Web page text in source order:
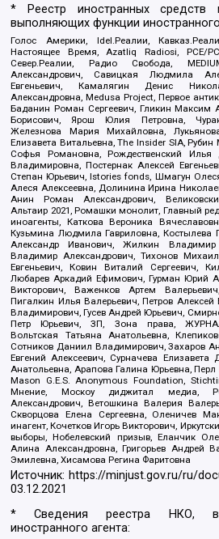
* Реестр иностранных средств
выполняющих функции иностранного
Голос Америки, Idel.Реалии,
Настоящее Время, Azatliq Radiosi, PCE/
Север.Реалии, Радио Свобода,
Александрович, Савицкая Людмила
Евгеньевич, Камалягин Денис
Александровна, Medusa Project, Первое
Баданин Роман Сергеевич, Гликин Максим
Борисович, Ярош Юлия Петровна,
Железнова Мария Михайловна,
Елизавета Витальевна, The Insider SIA,
Софья Романовна, Рождественский Илья
Владимировна, Постернак Алексей
Степан Юрьевич, Istories fonds, Шмагун
Алеся Алексеевна, Долинина Ирина
Анин Роман Александрович,
Альтаир 2021, Ромашки монолит, Главный
иноагенты, Каткова Вероника
Кузьмина Людмила Гавриловна,
Александр Иванович, Жилкин
Владимир Александрович, Тихонов
Евгеньевич, Ковин Виталий Сергеевич,
Любарев Аркадий Ефимович, Гурман Юрий
Викторович, Важенков Артем
Пигалкин Илья Валерьевич, Петров
Владимирович, Гусев Андрей Юрьевич,
Петр Юрьевич, ЗП, Зона права,
Вольтская Татьяна Анатольевна,
Сотников Даниил Владимирович, Захаров
Евгений Алексеевич, Сурначева Елизавета
Анатольевна, Арапова Галина Юрьевна,
Mason G.E.S. Anonymous Foundation,
Мнение, Москоу диджитал медиа,
Александрович, Ветошкина Валерия
Скворцова Елена Сергеевна, Оленичев
инагент, Кочетков Игорь Викторович,
выборы, Нобелевский призыв, Еланчик
Алина Александровна, Григорьев Андрей
Эмилевна, Хисамова Регина Фаритовна
Источник: https://minjust.gov.ru/ru/
03.12.2021
* Сведения реестра НКО,
иностранного агента: